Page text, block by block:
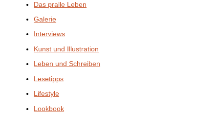
Das pralle Leben
Galerie
Interviews
Kunst und Illustration
Leben und Schreiben
Lesetipps
Lifestyle
Lookbook